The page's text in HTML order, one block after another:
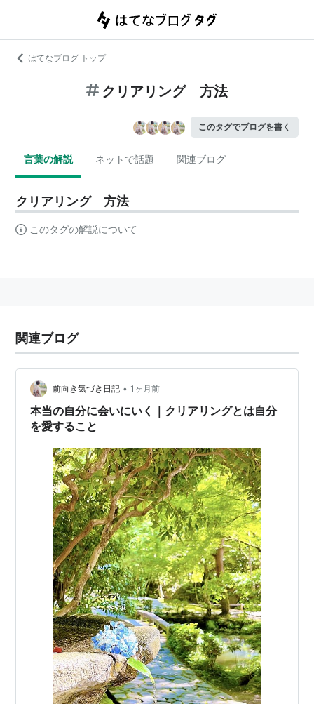
はてなブログ トップ
クリアリング 方法
このタグでブログを書く
言葉の解説 ネットで話題 関連ブログ
クリアリング 方法
このタグの解説について
関連ブログ
前向き気づき日記 • 1ヶ月前
本当の自分に会いにいく｜クリアリングとは自分
を愛すること